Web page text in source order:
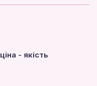
ціна - якість